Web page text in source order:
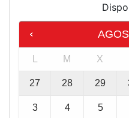
M X
27 28 29
3 4 5